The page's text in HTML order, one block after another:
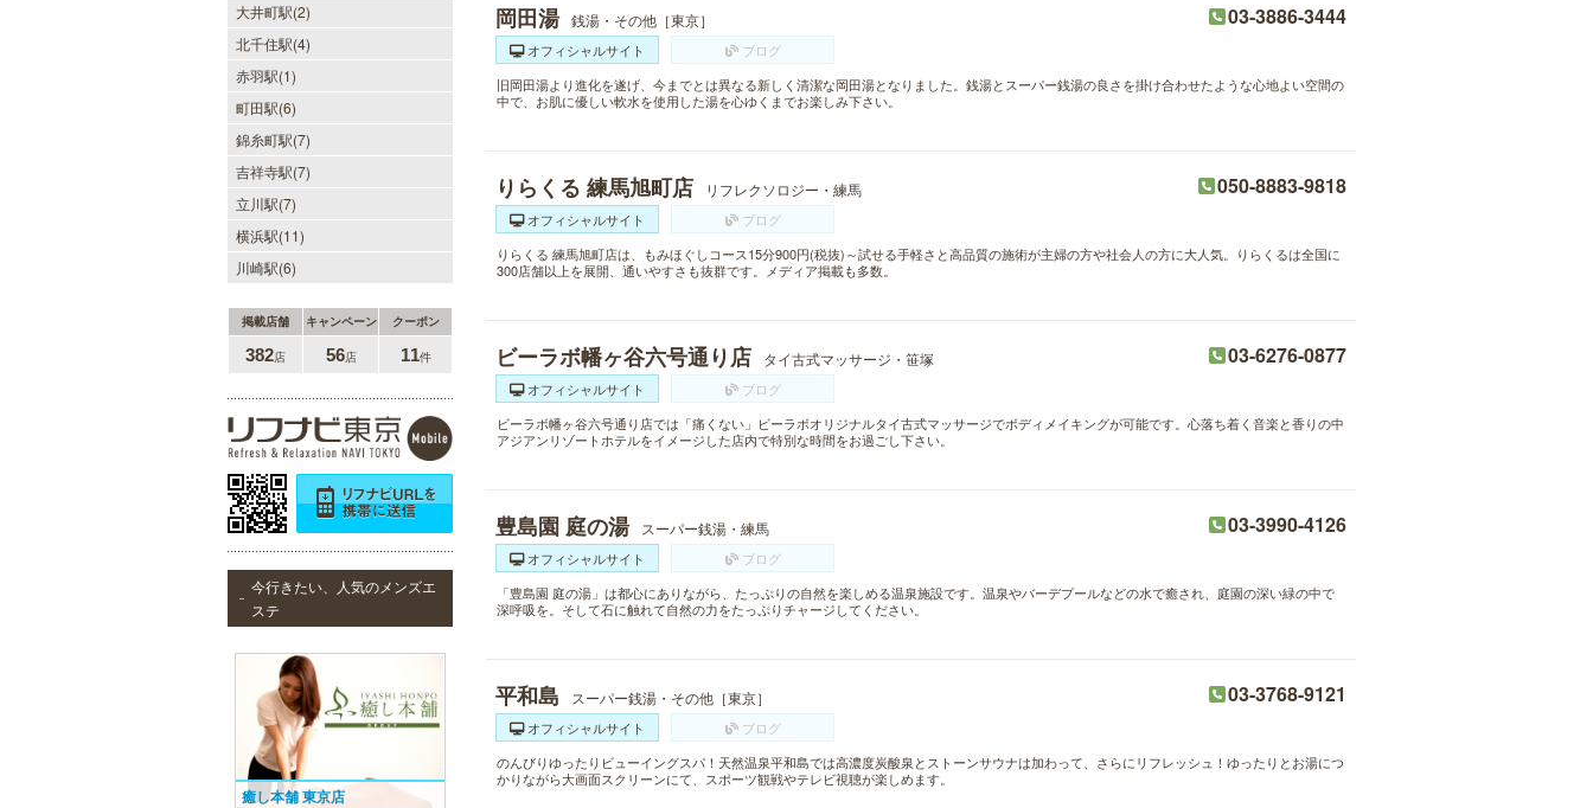
大井町駅(2)
北千住駅(4)
赤羽駅(1)
町田駅(6)
錦糸町駅(7)
吉祥寺駅(7)
立川駅(7)
横浜駅(11)
川崎駅(6)
掲載店舗 キャンペーン クーポン
382店 56店 11件
今行きたい、人気のメンズエ
ステ
癒し本舗 東京店
岡田湯 銭湯・その他［東京］ 03-3886-3444
オフィシャルサイト
ブログ
旧岡田湯より進化を遂げ、今までとは異なる新しく清潔な岡田湯となりました。銭湯とスーパー銭湯の良さを掛け合わせたような心地よい空間の
中で、お肌に優しい軟水を使用した湯を心ゆくまでお楽しみ下さい。
りらくる 練馬旭町店 リフレクソロジー・練馬 050-8883-9818
オフィシャルサイト
ブログ
りらくる 練馬旭町店は、もみほぐしコース15分900円(税抜)～試せる手軽さと高品質の施術が主婦の方や社会人の方に大人気。りらくるは全国に
300店舗以上を展開、通いやすさも抜群です。メディア掲載も多数。
ビーラボ幡ヶ谷六号通り店 タイ古式マッサージ・笹塚 03-6276-0877
オフィシャルサイト
ブログ
ビーラボ幡ヶ谷六号通り店では「痛くない」ビーラボオリジナルタイ古式マッサージでボディメイキングが可能です。心落ち着く音楽と香りの中
アジアンリゾートホテルをイメージした店内で特別な時間をお過ごし下さい。
豊島園 庭の湯 スーパー銭湯・練馬 03-3990-4126
オフィシャルサイト
ブログ
「豊島園 庭の湯」は都心にありながら、たっぷりの自然を楽しめる温泉施設です。温泉やバーデプールなどの水で癒され、庭園の深い緑の中で
深呼吸を。そして石に触れて自然の力をたっぷりチャージしてください。
平和島 スーパー銭湯・その他［東京］ 03-3768-9121
オフィシャルサイト
ブログ
のんびりゆったりビューイングスパ！天然温泉平和島では高濃度炭酸泉とストーンサウナは加わって、さらにリフレッシュ！ゆったりとお湯につ
かりながら大画面スクリーンにて、スポーツ観戦やテレビ視聴が楽しめます。